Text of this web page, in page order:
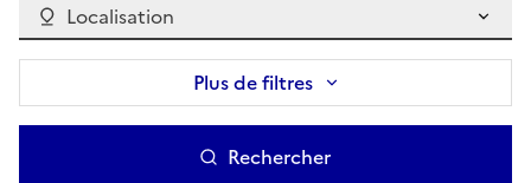
Localisation
Plus de filtres
Rechercher